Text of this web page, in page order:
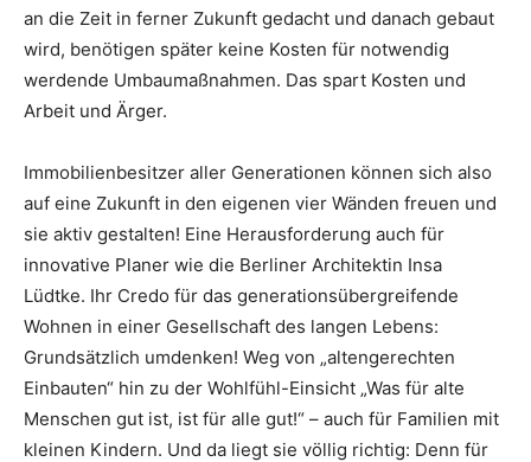
an die Zeit in ferner Zukunft gedacht und danach gebaut
wird, benötigen später keine Kosten für notwendig
werdende Umbaumaßnahmen. Das spart Kosten und
Arbeit und Ärger.
Immobilienbesitzer aller Generationen können sich also
auf eine Zukunft in den eigenen vier Wänden freuen und
sie aktiv gestalten! Eine Herausforderung auch für
innovative Planer wie die Berliner Architektin Insa
Lüdtke. Ihr Credo für das generationsübergreifende
Wohnen in einer Gesellschaft des langen Lebens:
Grundsätzlich umdenken! Weg von „altengerechten
Einbauten“ hin zu der Wohlfühl-Einsicht „Was für alte
Menschen gut ist, ist für alle gut!“ – auch für Familien mit
kleinen Kindern. Und da liegt sie völlig richtig: Denn für